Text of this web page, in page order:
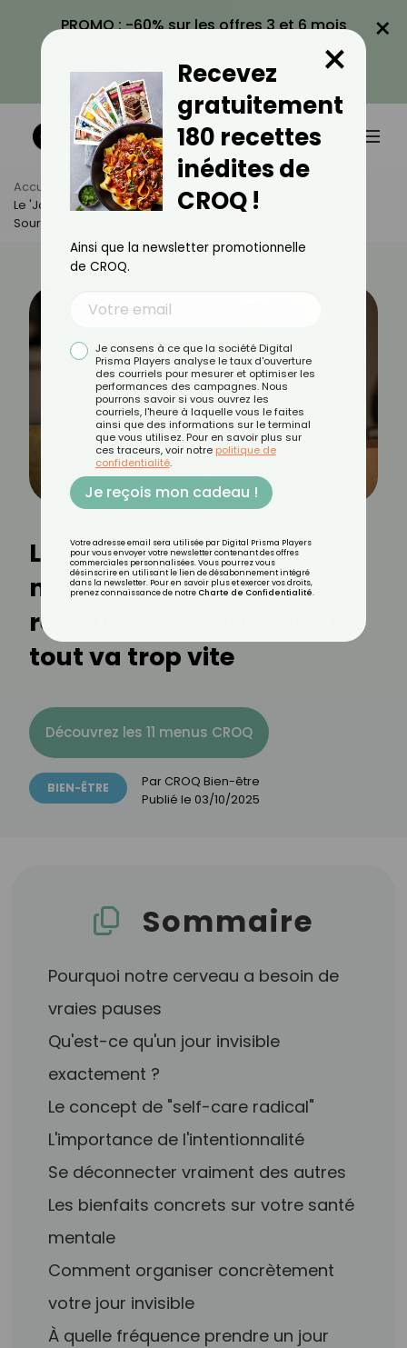
PROMO : -60% sur les offres 3 et 6 mois
VOIR LA PROMO
×
Accueil Actus
Bien-Être
Le 'jour Invisible' : La Méthode Radicale Pour Retrouver Le
Sourire Quand Tout Va Trop Vite
Le "jour invisible" : la
méthode radicale pour
retrouver le sourire quand
tout va trop vite
Découvrez les 11 menus CROQ
BIEN-ÊTRE Par CROQ Bien-être
Publié le 03/10/2025
Sommaire
Pourquoi notre cerveau a besoin de
vraies pauses
Qu'est-ce qu'un jour invisible
exactement ?
Le concept de "self-care radical"
L'importance de l'intentionnalité
Se déconnecter vraiment des autres
Les bienfaits concrets sur votre santé
mentale
Comment organiser concrètement
votre jour invisible
À quelle fréquence prendre un jour
Recevez
gratuitement
180 recettes
inédites de
CROQ !
×
Ainsi que la newsletter promotionnelle
de CROQ.
Je consens à ce que la société Digital
Prisma Players analyse le taux d'ouverture
des courriels pour mesurer et optimiser les
performances des campagnes. Nous
pourrons savoir si vous ouvrez les
courriels, l'heure à laquelle vous le faites
ainsi que des informations sur le terminal
que vous utilisez. Pour en savoir plus sur
ces traceurs, voir notre politique de
confidentialité.
Je reçois mon cadeau !
Votre adresse email sera utilisée par Digital Prisma Players
pour vous envoyer votre newsletter contenant des offres
commerciales personnalisées. Vous pourrez vous
désinscrire en utilisant le lien de désabonnement intégré
dans la newsletter. Pour en savoir plus et exercer vos droits,
prenez connaissance de notre Charte de Confidentialité.